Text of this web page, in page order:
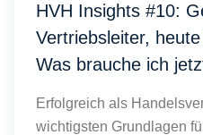
HVH Insights #10:
Vertriebsleiter,
Was brauche ich
Erfolgreich als
wichtigsten Grundlagen